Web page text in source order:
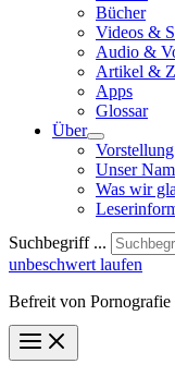
Bücher
Videos &
Audio &
Artikel &
Apps
Glossar
Über
Vorstellung
Unser
Was wir
Suchbegriff ...
unbeschwert laufen
Befreit von